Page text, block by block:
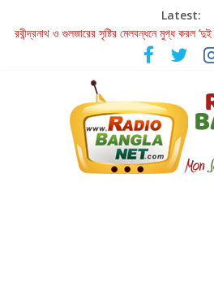
Latest:
রবীন্দ্রনাথ ও গুলজারের সৃষ্টির মেলবন্ধনে মুগ্ধ করল ‘দুই
কলের গান থেকে রীলস্ — বাঙালির গান শোনার
জগন্নাথমঙ্গলম্ — বাংলায় প্রথমবার মঞ্চে এবার
Retribution: A Thought-Provoking
Our Understanding of Justice
হাওয়া বদলের টলিউডে ‘তুমি এলে তাই’